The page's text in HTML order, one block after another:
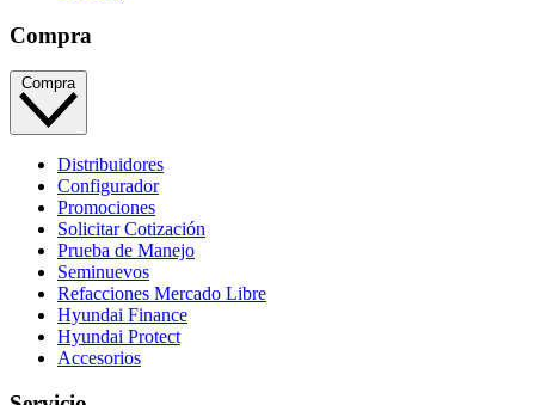
Compra
Compra
Distribuidores
Configurador
Promociones
Solicitar Cotización
Prueba de Manejo
Seminuevos
Refacciones Mercado Libre
Hyundai Finance
Hyundai Protect
Accesorios